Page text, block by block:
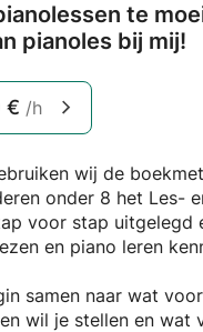
te
pianoles bij mij!
€ /h
wij de
onder 8 het Les-
voor stap uitgelegd
en piano leren
samen naar wat
wil je stellen en wat